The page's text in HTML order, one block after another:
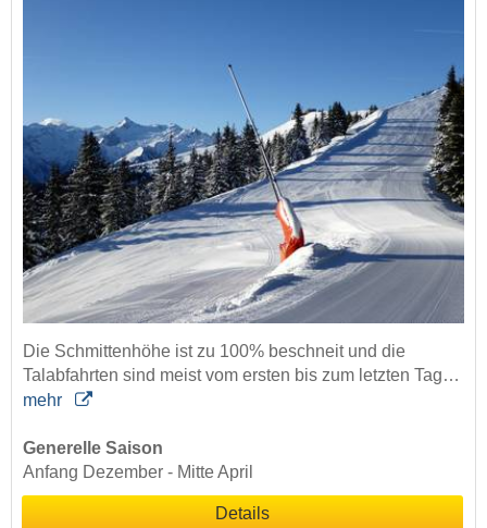
Die Schmittenhöhe ist zu 100% beschneit und die
Talabfahrten sind meist vom ersten bis zum letzten Tag…
mehr
Generelle Saison
Anfang Dezember - Mitte April
Details